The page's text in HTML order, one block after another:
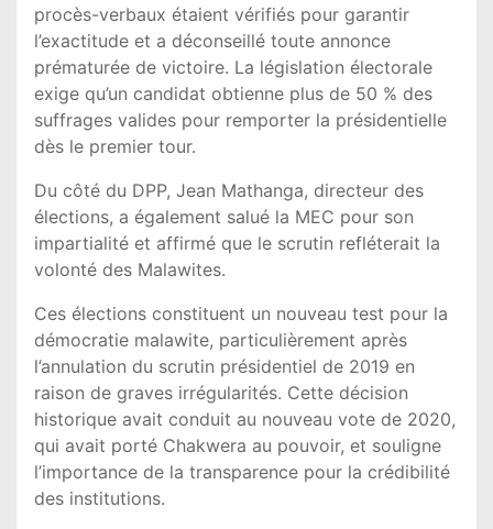
procès-verbaux étaient vérifiés pour garantir
l’exactitude et a déconseillé toute annonce
prématurée de victoire. La législation électorale
exige qu’un candidat obtienne plus de 50 % des
suffrages valides pour remporter la présidentielle
dès le premier tour.
Du côté du DPP, Jean Mathanga, directeur des
élections, a également salué la MEC pour son
impartialité et affirmé que le scrutin refléterait la
volonté des Malawites.
Ces élections constituent un nouveau test pour la
démocratie malawite, particulièrement après
l’annulation du scrutin présidentiel de 2019 en
raison de graves irrégularités. Cette décision
historique avait conduit au nouveau vote de 2020,
qui avait porté Chakwera au pouvoir, et souligne
l’importance de la transparence pour la crédibilité
des institutions.